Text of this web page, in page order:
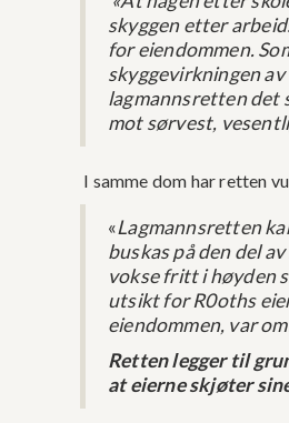
skyggen etter
for eiendommen.
skyggevirkningen
lagmannsretten det
mot sørvest,
I samme dom har retten
«Lagmannsretten
buskas på den del
vokse fritt i høyden
utsikt for R0oths
eiendommen, var
Retten legger til
at eierne skjøter